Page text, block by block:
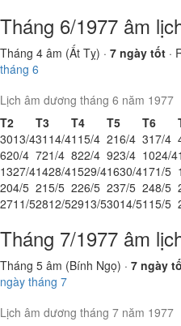
Tháng 6/1977 âm
Tháng 4 âm (Ất Tỵ) · 7 ngày tốt ·
tháng 6
Lịch âm dương tháng 6 năm 1977
T2
T3 T4 T5 T6
3013/431 14/41 15/4 216/4 317/4
620/4 721/4 822/4 923/4 1024/4
1327/41428/41529/41630/4171/5
204/5 215/5 226/5 237/5 248/5
2711/52812/52913/53014/51 15/5
Tháng 7/1977 âm
Tháng 5 âm (Bính Ngọ) · 7 ngày
ngày tháng 7
Lịch âm dương tháng 7 năm 1977